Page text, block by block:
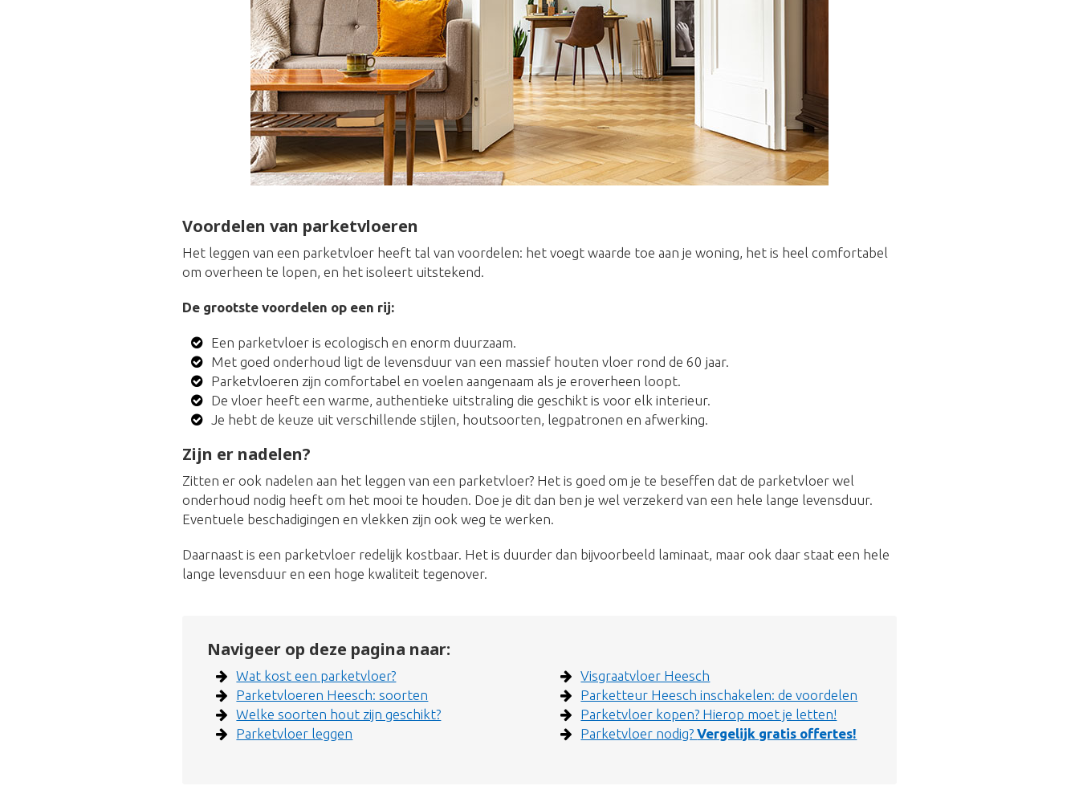
Voordelen van parketvloeren
Het leggen van een parketvloer heeft tal van voordelen: het voegt waarde toe aan je woning, het is heel comfortabel
om overheen te lopen, en het isoleert uitstekend.
De grootste voordelen op een rij:
Een parketvloer is ecologisch en enorm duurzaam.
Met goed onderhoud ligt de levensduur van een massief houten vloer rond de 60 jaar.
Parketvloeren zijn comfortabel en voelen aangenaam als je eroverheen loopt.
De vloer heeft een warme, authentieke uitstraling die geschikt is voor elk interieur.
Je hebt de keuze uit verschillende stijlen, houtsoorten, legpatronen en afwerking.
Zijn er nadelen?
Zitten er ook nadelen aan het leggen van een parketvloer? Het is goed om je te beseffen dat de parketvloer wel
onderhoud nodig heeft om het mooi te houden. Doe je dit dan ben je wel verzekerd van een hele lange levensduur.
Eventuele beschadigingen en vlekken zijn ook weg te werken.
Daarnaast is een parketvloer redelijk kostbaar. Het is duurder dan bijvoorbeeld laminaat, maar ook daar staat een hele
lange levensduur en een hoge kwaliteit tegenover.
Navigeer op deze pagina naar:
Wat kost een parketvloer?
Parketvloeren Heesch: soorten
Welke soorten hout zijn geschikt?
Parketvloer leggen
Visgraatvloer Heesch
Parketteur Heesch inschakelen: de voordelen
Parketvloer kopen? Hierop moet je letten!
Parketvloer nodig?Vergelijk gratis offertes!